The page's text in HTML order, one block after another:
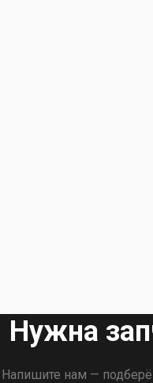
Нужна
Напишите нам —